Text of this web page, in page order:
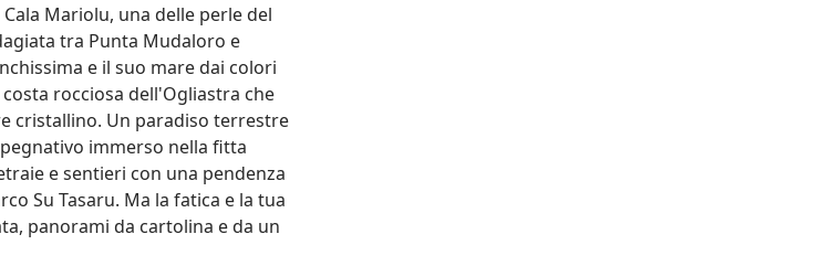
Mariolu, una delle perle del
tra Punta Mudaloro e
e il suo mare dai colori
rocciosa dell'Ogliastra che
cristallino. Un paradiso terrestre
immerso nella fitta
e sentieri con una pendenza
Su Tasaru. Ma la fatica e la tua
panorami da cartolina e da un